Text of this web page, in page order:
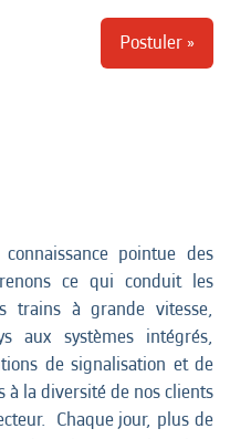
Postuler »
pointue des
ce qui conduit les
trains à grande vitesse,
aux systèmes intégrés,
de signalisation et de
la diversité de nos clients
Chaque jour, plus de